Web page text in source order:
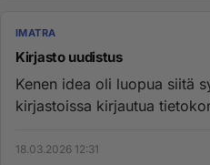
IMATRA
Kirjasto uudistus
Kenen idea oli luopua siitä
kirjastoissa kirjautua
18.03.2026 12:31